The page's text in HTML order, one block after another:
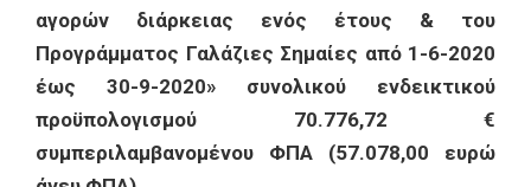
αγορών διάρκειας ενός έτους & του
Προγράμματος Γαλάζιες Σημαίες από 1-6-2020
έως 30-9-2020» συνολικού ενδεικτικού
προϋπολογισμού 70.776,72 €
συμπεριλαμβανομένου ΦΠΑ (57.078,00 ευρώ